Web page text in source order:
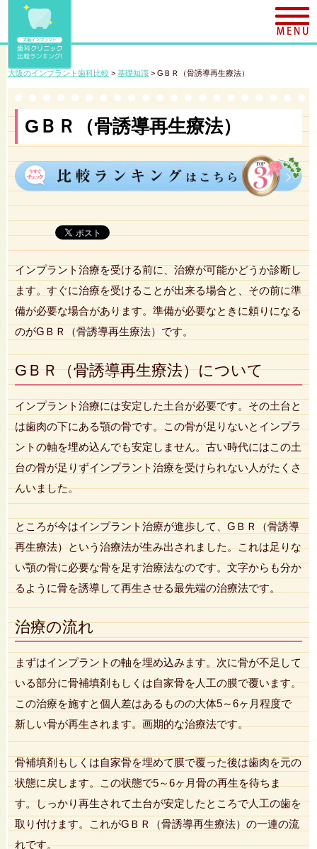
大阪のインプラント歯科比較 >基礎知識 >GＢＲ（骨誘導再生療法）
GＢＲ（骨誘導再生療法）
インプラント治療を受ける前に、治療が可能かどうか診断し
ます。すぐに治療を受けることが出来る場合と、その前に準
備が必要な場合があります。準備が必要なときに頼りになる
のがGＢＲ（骨誘導再生療法）です。
GＢＲ（骨誘導再生療法）について
インプラント治療には安定した土台が必要です。その土台と
は歯肉の下にある顎の骨です。この骨が足りないとインプラ
ントの軸を埋め込んでも安定しません。古い時代にはこの土
台の骨が足りずインプラント治療を受けられない人がたくさ
んいました。
ところが今はインプラント治療が進歩して、GＢＲ（骨誘導
再生療法）という治療法が生み出されました。これは足りな
い顎の骨に必要な骨を足す治療法なのです。文字からも分か
るように骨を誘導して再生させる最先端の治療法です。
治療の流れ
まずはインプラントの軸を埋め込みます。次に骨が不足して
いる部分に骨補填剤もしくは自家骨を人工の膜で覆います。
この治療を施すと個人差はあるものの大体5～6ヶ月程度で
新しい骨が再生されます。画期的な治療法です。
骨補填剤もしくは自家骨を埋めて膜で覆った後は歯肉を元の
状態に戻します。この状態で5～6ヶ月骨の再生を待ちま
す。しっかり再生されて土台が安定したところで人工の歯を
取り付けます。これがGＢＲ（骨誘導再生療法）の一連の流
れです。